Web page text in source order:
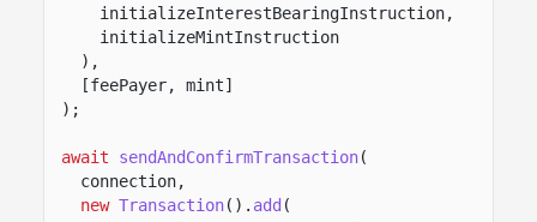
initializeInterestBearingInstruction,
initializeMintInstruction
),
[feePayer, mint]
);
await sendAndConfirmTransaction(
connection,
new Transaction(). add (